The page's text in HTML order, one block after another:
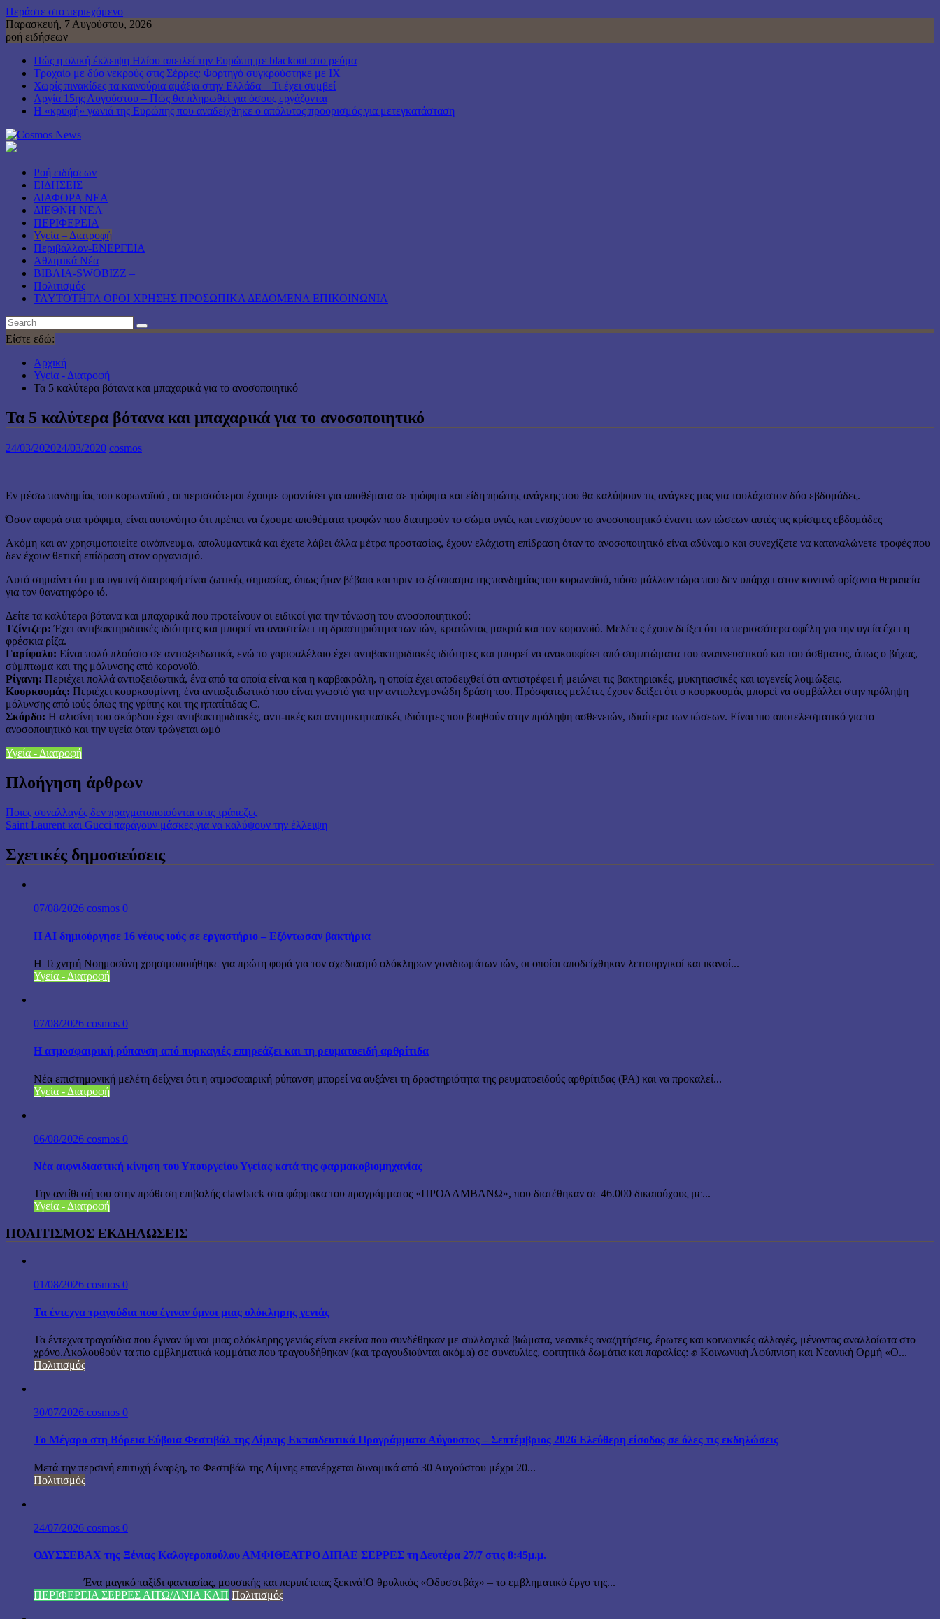
Περάστε στο περιεχόμενο
Παρασκευή, 7 Αυγούστου, 2026
ροή ειδήσεων
Πώς η ολική έκλειψη Ηλίου απειλεί την Ευρώπη με blackout στο ρεύμα
Τροχαίο με δύο νεκρούς στις Σέρρες: Φορτηγό συγκρούστηκε με ΙΧ
Χωρίς πινακίδες τα καινούρια αμάξια στην Ελλάδα – Τι έχει συμβεί
Αργία 15ης Αυγούστου – Πώς θα πληρωθεί για όσους εργάζονται
Η «κρυφή» γωνιά της Ευρώπης που αναδείχθηκε ο απόλυτος προορισμός για μετεγκατάσταση
Ροή ειδήσεων
ΕΙΔΗΣΕΙΣ
ΔΙΑΦΟΡΑ ΝΕΑ
ΔΙΕΘΝΗ ΝΕΑ
ΠΕΡΙΦΕΡΕΙΑ
Υγεία – Διατροφή
Περιβάλλον-ΕΝΕΡΓΕΙΑ
Αθλητικά Νέα
ΒΙΒΛΙΑ-SWOBIZZ –
Πολιτισμός
TAYTOTHTA ΟΡΟΙ ΧΡΗΣΗΣ ΠΡΟΣΩΠΙΚΑ ΔΕΔΟΜΕΝΑ ΕΠΙΚΟΙΝΩΝΙΑ
Είστε εδώ:
Αρχική
Υγεία - Διατροφή
Τα 5 καλύτερα βότανα και μπαχαρικά για το ανοσοποιητικό
Τα 5 καλύτερα βότανα και μπαχαρικά για το ανοσοποιητικό
24/03/202024/03/2020 cosmos
Εν μέσω πανδημίας του κορωνοϊού , οι περισσότεροι έχουμε φροντίσει για αποθέματα σε τρόφιμα και είδη πρώτης ανάγκης που θα καλύψουν τις ανάγκες μας για τουλάχιστον δύο εβδομάδες.
Όσον αφορά στα τρόφιμα, είναι αυτονόητο ότι πρέπει να έχουμε αποθέματα τροφών που διατηρούν το σώμα υγιές και ενισχύουν το ανοσοποιητικό έναντι των ιώσεων αυτές τις κρίσιμες εβδομάδες
Ακόμη και αν χρησιμοποιείτε οινόπνευμα, απολυμαντικά και έχετε λάβει άλλα μέτρα προστασίας, έχουν ελάχιστη επίδραση όταν το ανοσοποιητικό είναι αδύναμο και συνεχίζετε να καταναλώνετε τροφές που
δεν έχουν θετική επίδραση στον οργανισμό.
Αυτό σημαίνει ότι μια υγιεινή διατροφή είναι ζωτικής σημασίας, όπως ήταν βέβαια και πριν το ξέσπασμα της πανδημίας του κορωνοϊού, πόσο μάλλον τώρα που δεν υπάρχει στον κοντινό ορίζοντα θεραπεία
για τον θανατηφόρο ιό.
Δείτε τα καλύτερα βότανα και μπαχαρικά που προτείνουν οι ειδικοί για την τόνωση του ανοσοποιητικού:
Τζίντζερ: Έχει αντιβακτηριδιακές ιδιότητες και μπορεί να αναστείλει τη δραστηριότητα των ιών, κρατώντας μακριά και τον κορονοϊό. Μελέτες έχουν δείξει ότι τα περισσότερα οφέλη για την υγεία έχει η
φρέσκια ρίζα.
Γαρίφαλο: Είναι πολύ πλούσιο σε αντιοξειδωτικά, ενώ το γαριφαλέλαιο έχει αντιβακτηριδιακές ιδιότητες και μπορεί να ανακουφίσει από συμπτώματα του αναπνευστικού και του άσθματος, όπως ο βήχας,
σύμπτωμα και της μόλυνσης από κορονοϊό.
Ρίγανη: Περιέχει πολλά αντιοξειδωτικά, ένα από τα οποία είναι και η καρβακρόλη, η οποία έχει αποδειχθεί ότι αντιστρέφει ή μειώνει τις βακτηριακές, μυκητιασικές και ιογενείς λοιμώξεις.
Κουρκουμάς: Περιέχει κουρκουμίννη, ένα αντιοξειδωτικό που είναι γνωστό για την αντιφλεγμονώδη δράση του. Πρόσφατες μελέτες έχουν δείξει ότι ο κουρκουμάς μπορεί να συμβάλλει στην πρόληψη
μόλυνσης από ιούς όπως της γρίπης και της ηπατίτιδας C.
Σκόρδο: Η αλισίνη του σκόρδου έχει αντιβακτηριδιακές, αντι-ιικές και αντιμυκητιασικές ιδιότητες που βοηθούν στην πρόληψη ασθενειών, ιδιαίτερα των ιώσεων. Είναι πιο αποτελεσματικό για το
ανοσοποιητικό και την υγεία όταν τρώγεται ωμό
Υγεία - Διατροφή
Πλοήγηση άρθρων
Ποιες συναλλαγές δεν πραγματοποιούνται στις τράπεζες
Saint Laurent και Gucci παράγουν μάσκες για να καλύψουν την έλλειψη
Σχετικές δημοσιεύσεις
07/08/2026 cosmos 0
H AI δημιούργησε 16 νέους ιούς σε εργαστήριο – Εξόντωσαν βακτήρια
Η Τεχνητή Νοημοσύνη χρησιμοποιήθηκε για πρώτη φορά για τον σχεδιασμό ολόκληρων γονιδιωμάτων ιών, οι οποίοι αποδείχθηκαν λειτουργικοί και ικανοί...
Υγεία - Διατροφή
07/08/2026 cosmos 0
Η ατμοσφαιρική ρύπανση από πυρκαγιές επηρεάζει και τη ρευματοειδή αρθρίτιδα
Νέα επιστημονική μελέτη δείχνει ότι η ατμοσφαιρική ρύπανση μπορεί να αυξάνει τη δραστηριότητα της ρευματοειδούς αρθρίτιδας (ΡΑ) και να προκαλεί...
Υγεία - Διατροφή
06/08/2026 cosmos 0
Νέα αιφνιδιαστική κίνηση του Υπουργείου Υγείας κατά της φαρμακοβιομηχανίας
Την αντίθεσή του στην πρόθεση επιβολής clawback στα φάρμακα του προγράμματος «ΠΡΟΛΑΜΒΑΝΩ», που διατέθηκαν σε 46.000 δικαιούχους με...
Υγεία - Διατροφή
ΠΟΛΙΤΙΣΜΟΣ ΕΚΔΗΛΩΣΕΙΣ
01/08/2026 cosmos 0
Τα έντεχνα τραγούδια που έγιναν ύμνοι μιας ολόκληρης γενιάς
Τα έντεχνα τραγούδια που έγιναν ύμνοι μιας ολόκληρης γενιάς είναι εκείνα που συνδέθηκαν με συλλογικά βιώματα, νεανικές αναζητήσεις, έρωτες και κοινωνικές αλλαγές, μένοντας αναλλοίωτα στο
χρόνο.Ακολουθούν τα πιο εμβληματικά κομμάτια που τραγουδήθηκαν (και τραγουδιούνται ακόμα) σε συναυλίες, φοιτητικά δωμάτια και παραλίες: ✊ Κοινωνική Αφύπνιση και Νεανική Ορμή «Ο...
Πολιτισμός
30/07/2026 cosmos 0
Το Μέγαρο στη Βόρεια Εύβοια Φεστιβάλ της Λίμνης Εκπαιδευτικά Προγράμματα Αύγουστος – Σεπτέμβριος 2026 Ελεύθερη είσοδος σε όλες τις εκδηλώσεις
Μετά την περσινή επιτυχή έναρξη, το Φεστιβάλ της Λίμνης επανέρχεται δυναμικά από 30 Αυγούστου μέχρι 20...
Πολιτισμός
24/07/2026 cosmos 0
ΟΔΥΣΣΕΒΑΧ της Ξένιας Καλογεροπούλου ΑΜΦΙΘΕΑΤΡΟ ΔΙΠΑΕ ΣΕΡΡΕΣ τη Δευτέρα 27/7 στις 8:45μ.μ.
Ένα μαγικό ταξίδι φαντασίας, μουσικής και περιπέτειας ξεκινά!Ο θρυλικός «Οδυσσεβάχ» – το εμβληματικό έργο της...
ΠΕΡΙΦΕΡΕΙΑ ΣΕΡΡΕΣ ΑΙΤΩ/ΛΝΙΑ ΚΛΠ Πολιτισμός